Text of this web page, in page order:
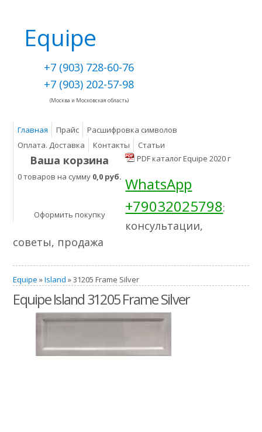
Equipe
+7 (903) 728-60-76
+7 (903) 202-57-98
(Москва и Московская область)
Главная Прайс
Расшифровка символов
Оплата. Доставка
Контакты Статьи
Ваша корзина
0 товаров на сумму 0,0 руб.
Оформить покупку
PDF каталог Equipe 2020 г
WhatsApp
+79032025798:
консультации,
советы, продажа
Equipe »Island » 31205 Frame Silver
Equipe Island 31205 Frame Silver